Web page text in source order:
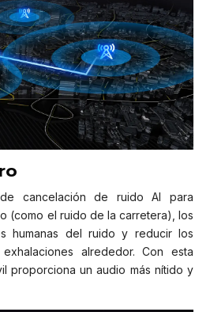
cancelación de ruido AI para
(como el ruido de la carretera), los
humanas del ruido y reducir los
alrededor. Con esta
proporciona un audio más nítido y